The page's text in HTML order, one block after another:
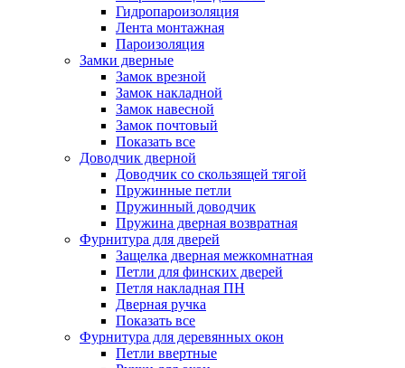
Гидропароизоляция
Лента монтажная
Пароизоляция
Замки дверные
Замок врезной
Замок накладной
Замок навесной
Замок почтовый
Показать все
Доводчик дверной
Доводчик со скользящей тягой
Пружинные петли
Пружинный доводчик
Пружина дверная возвратная
Фурнитура для дверей
Защелка дверная межкомнатная
Петли для финских дверей
Петля накладная ПН
Дверная ручка
Показать все
Фурнитура для деревянных окон
Петли ввертные